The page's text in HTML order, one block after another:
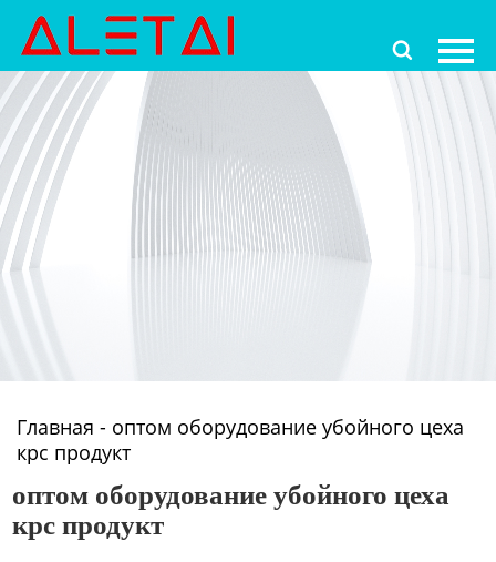

Главная
Продукция
Новости
О Hас
Контакты
Главная - оптом оборудование убойного цеха
крс продукт
оптом оборудование убойного цеха
крс продукт